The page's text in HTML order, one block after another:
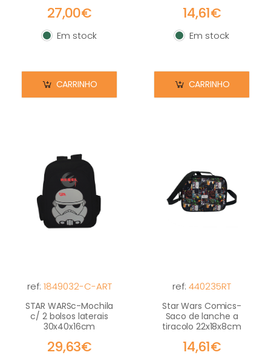
27,00€
Em stock
Em stock
CARRINHO
14,61€
Em stock
Em stock
CARRINHO
ref: 1849032-C-ART
STAR WARSc-Mochila
c/ 2 bolsos laterais
30x40x16cm
29,63€
ref: 440235RT
Star Wars Comics-
Saco de lanche a
tiracolo 22x18x8cm
14,61€